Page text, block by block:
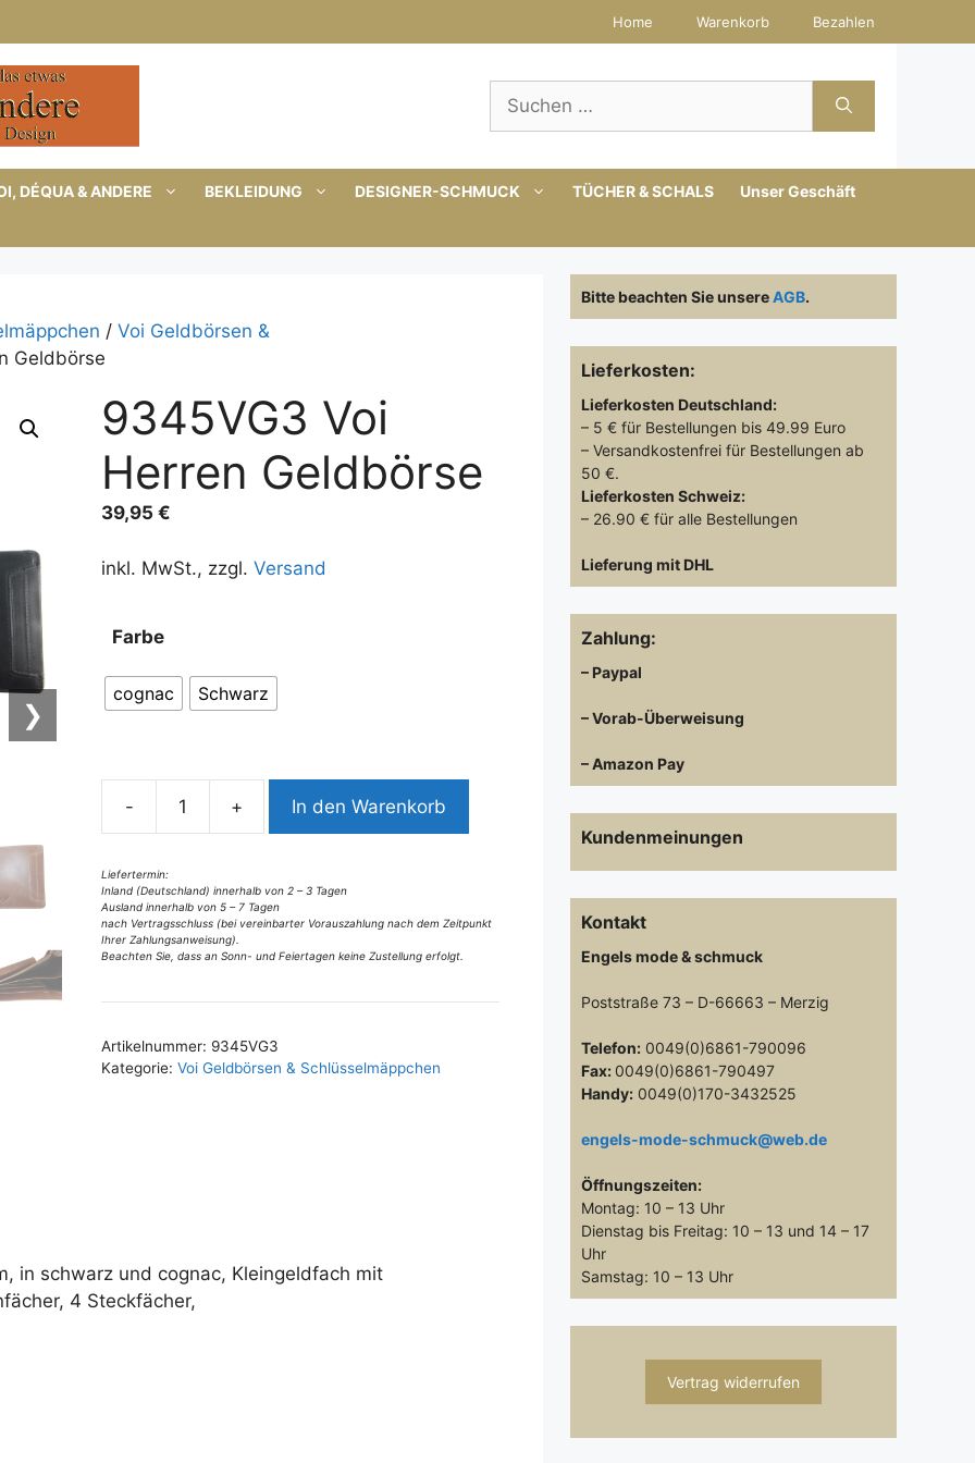
Home Warenkorb Bezahlen
Suchen
nach:
DÉQUA & ANDERE BEKLEIDUNG DESIGNER-SCHMUCK TÜCHER & SCHALS Unser Geschäft
/ Voi Geldbörsen &
Geldbörse
❯
9345VG3 Voi
Herren Geldbörse
39,95€
inkl. MwSt., zzgl.Versand
Farbe
cognac Schwarz
-
9345VG3
Herren
Geldbörse
Menge
+ In den Warenkorb
Liefertermin:
Inland (Deutschland) innerhalb von 2 – 3 Tagen
Ausland innerhalb von 5 – 7 Tagen
nach Vertragsschluss (bei vereinbarter Vorauszahlung nach dem Zeitpunkt
Ihrer Zahlungsanweisung).
Beachten Sie, dass an Sonn- und Feiertagen keine Zustellung erfolgt.
t
e
a
i
v
e
:
Artikelnummer: 9345VG3
Kategorie:Voi Geldbörsen & Schlüsselmäppchen
in schwarz und cognac, Kleingeldfach mit
4 Steckfächer,
Bitte beachten Sie unsereAGB.
Lieferkosten:
Lieferkosten Deutschland:
– 5 € für Bestellungen bis 49.99 Euro
– Versandkostenfrei für Bestellungen ab
50 €.
Lieferkosten Schweiz:
– 26.90 € für alle Bestellungen
Lieferung mit DHL
Zahlung:
– Paypal
– Vorab-Überweisung
– Amazon Pay
Kundenmeinungen
Kontakt
Engels mode & schmuck
Poststraße 73 – D-66663 – Merzig
Telefon: 0049(0)6861-790096
Fax: 0049(0)6861-790497
Handy: 0049(0)170-3432525
engels-mode-schmuck@web.de
Öffnungszeiten:
Montag: 10 – 13 Uhr
Dienstag bis Freitag: 10 – 13 und 14 – 17
Uhr
Samstag: 10 – 13 Uhr
Vertrag widerrufen